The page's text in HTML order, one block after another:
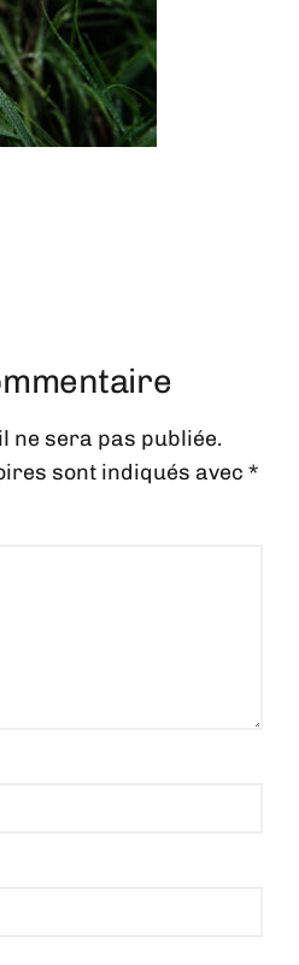
ne sera pas publiée.
sont indiqués avec*